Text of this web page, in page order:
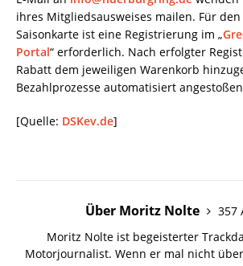
ihres Mitgliedsausweises mailen. Für
Saisonkarte ist eine Registrierung im „
Portal“ erforderlich. Nach erfolgter
Rabatt dem jeweiligen Warenkorb
Bezahlprozesse automatisiert
[Quelle: DSKev.de]
Über Moritz Nolte
357
Moritz Nolte ist begeisterter
Motorjournalist. Wenn er mal nicht